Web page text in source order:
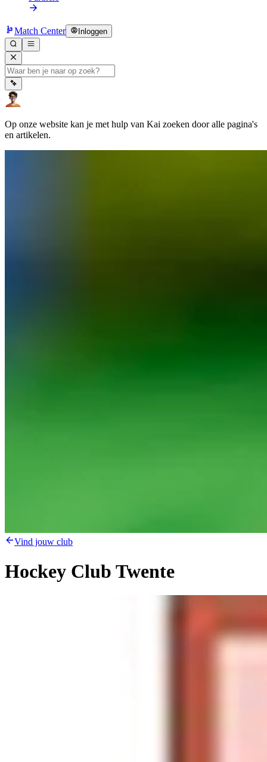
Match Center Inloggen
Op onze website kan je met hulp van Kai zoeken door alle pagina's
en artikelen.
Vind jouw club
Hockey Club Twente